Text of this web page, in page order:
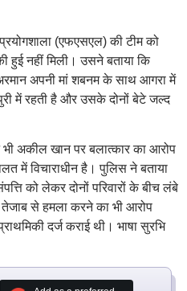
(एफएसएल) की टीम को
हुई नहीं मिली। उसने बताया कि
अपनी मां शबनम के साथ आगरा में
में रहती है और उसके दोनों बेटे जल्द
अकील खान पर बलात्कार का आरोप
में विचाराधीन है। पुलिस ने बताया
को लेकर दोनों परिवारों के बीच लंबे
से हमला करने का भी आरोप
दर्ज कराई थी। भाषा सुरभि